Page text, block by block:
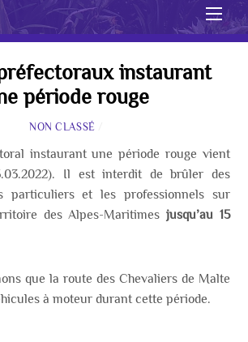
instaurant
période rouge
NON CLASSÉ
instaurant une période rouge vient
Il est interdit de brûler des
particuliers et les professionnels sur
des Alpes-Maritimes jusqu’au 15
que la route des Chevaliers de Malte
à moteur durant cette période.